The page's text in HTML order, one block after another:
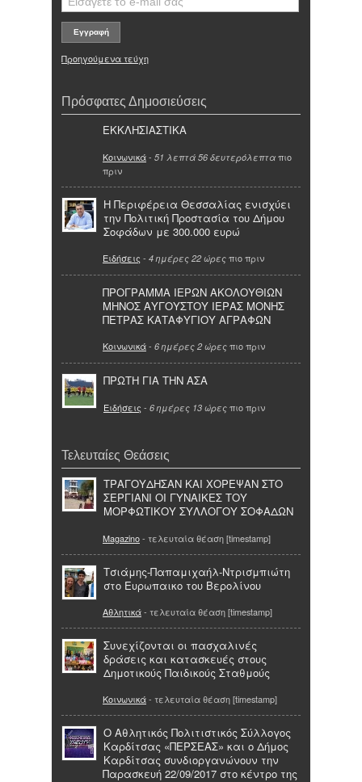
Προηγούμενα τεύχη
Πρόσφατες Δημοσιεύσεις
ΕΚΚΛΗΣΙΑΣΤΙΚΑ
Κοινωνικά- 51 λεπτά 56 δευτερόλεπτα πιο
πριν
Η Περιφέρεια Θεσσαλίας ενισχύει
την Πολιτική Προστασία του Δήμου
Σοφάδων με 300.000 ευρώ
Ειδήσεις - 4 ημέρες 22 ώρες πιο πριν
ΠΡΟΓΡΑΜΜΑ ΙΕΡΩΝ ΑΚΟΛΟΥΘΙΩΝ
ΜΗΝΟΣ ΑΥΓΟΥΣΤΟΥ ΙΕΡΑΣ ΜΟΝΗΣ
ΠΕΤΡΑΣ ΚΑΤΑΦΥΓΙΟΥ ΑΓΡΑΦΩΝ
Κοινωνικά- 6 ημέρες 2 ώρες πιο πριν
ΠΡΩΤΗ ΓΙΑ ΤΗΝ ΑΣΑ
Ειδήσεις - 6 ημέρες 13 ώρες πιο πριν
Τελευταίες Θεάσεις
ΤΡΑΓΟΥΔΗΣΑΝ ΚΑΙ ΧΟΡΕΨΑΝ ΣΤΟ
ΣΕΡΓΙΑΝΙ ΟΙ ΓΥΝΑΙΚΕΣ ΤΟΥ
ΜΟΡΦΩΤΙΚΟΥ ΣΥΛΛΟΓΟΥ ΣΟΦΑΔΩΝ
Magazino- τελευταία θέαση [timestamp]
Τσιάμης-Παπαμιχαήλ-Ντρισμπιώτη
στο Ευρωπαικο του Βερολίνου
Αθλητικά- τελευταία θέαση [timestamp]
Συνεχίζονται οι πασχαλινές
δράσεις και κατασκευές στους
Δημοτικούς Παιδικούς Σταθμούς
Κοινωνικά- τελευταία θέαση [timestamp]
Ο Αθλητικός Πολιτιστικός Σύλλογος
Καρδίτσας «ΠΕΡΣΕΑΣ» και ο Δήμος
Καρδίτσας συνδιοργανώνουν την
Παρασκευή 22/09/2017 στο κέντρο της